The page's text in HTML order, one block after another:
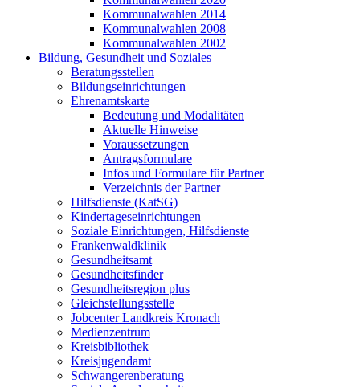
Kommunalwahlen 2014
Kommunalwahlen 2008
Kommunalwahlen 2002
Bildung, Gesundheit und Soziales
Beratungsstellen
Bildungseinrichtungen
Ehrenamtskarte
Bedeutung und Modalitäten
Aktuelle Hinweise
Voraussetzungen
Antragsformulare
Infos und Formulare für Partner
Verzeichnis der Partner
Hilfsdienste (KatSG)
Kindertageseinrichtungen
Soziale Einrichtungen, Hilfsdienste
Frankenwaldklinik
Gesundheitsamt
Gesundheitsfinder
Gesundheitsregion plus
Gleichstellungsstelle
Jobcenter Landkreis Kronach
Medienzentrum
Kreisbibliothek
Kreisjugendamt
Schwangerenberatung